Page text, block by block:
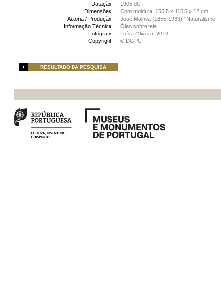
Datação:
1905 dC
Dimensões:
Com moldura: 155,5 x 115,5 x 12 cm
Autoria / Produção:
José Malhoa (1855-1933) / Naturalismo
Informação Técnica:
Óleo sobre tela
Fotógrafo:
Luísa Oliveira, 2012
Copyright:
© DGPC
RESULTADO DA PESQUISA